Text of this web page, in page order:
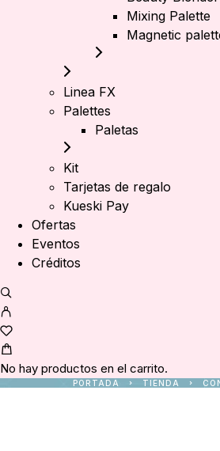
Mixing Palette
Magnetic
Linea FX
Palettes
Paletas
Kit
Tarjetas de regalo
Kueski Pay
Ofertas
Eventos
Créditos
No hay productos en el carrito.
PORTADA TIENDA